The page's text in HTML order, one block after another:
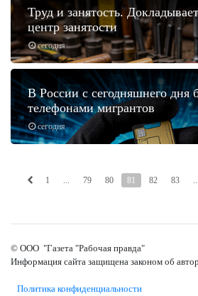
сегодня
Труд и занятость.
центр занятости
сегодня
В России с сегодняшнего дня
телефонами мигрантов
1 ... 79 80 81 82 83 ...
© ООО "Газета "Рабочая правда"
Информация сайта защищена законом об
Политика конфиденциальности